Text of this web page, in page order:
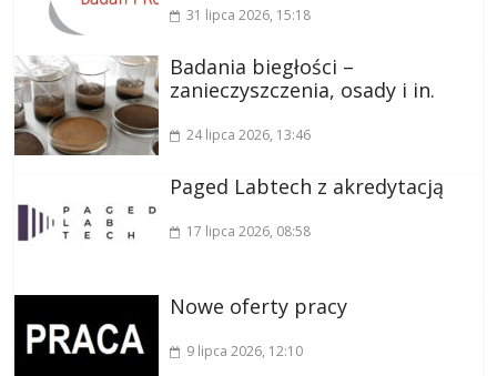
31 lipca 2026, 15:18
Badania biegłości –
zanieczyszczenia, osady i in.
24 lipca 2026, 13:46
Paged Labtech z akredytacją
17 lipca 2026, 08:58
Nowe oferty pracy
9 lipca 2026, 12:10